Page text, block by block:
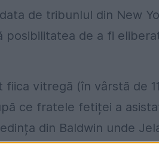
de tribunlul din New
de a fi
vitregă (în vârstă de
ce fratele fetiței a
din Baldwin unde